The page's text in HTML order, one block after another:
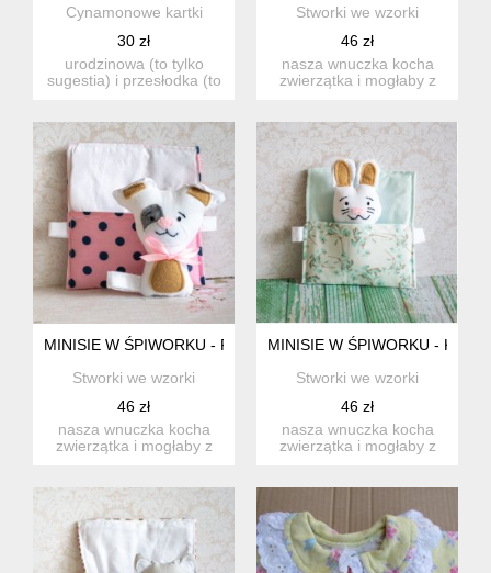
Cynamonowe kartki
30 zł
urodzinowa (to tylko
sugestia) i przesłodka (to
Stworki we wzorki
46 zł
nasza wnuczka kocha
zwierzątka i mogłaby z
MINISIE W ŚPIWORKU - PIESEK BIAŁY
Stworki we wzorki
46 zł
nasza wnuczka kocha
zwierzątka i mogłaby z
MINISIE W ŚPIWORKU -
Stworki we wzorki
46 zł
nasza wnuczka kocha
zwierzątka i mogłaby z